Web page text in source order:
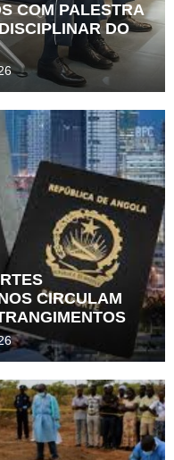
COM PALESTRA
DO
CIRCULAM